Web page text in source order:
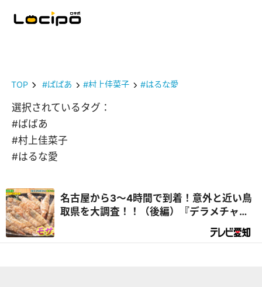
TOP #ばばあ #村上佳菜子 #はるな愛
選択されているタグ：
#ばばあ
#村上佳菜子
#はるな愛
名古屋から3～4時間で到着！意外と近い鳥
取県を大調査！！（後編）『デラメチャ気